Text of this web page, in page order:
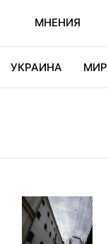
МНЕНИЯ
УКРАИНА МИР